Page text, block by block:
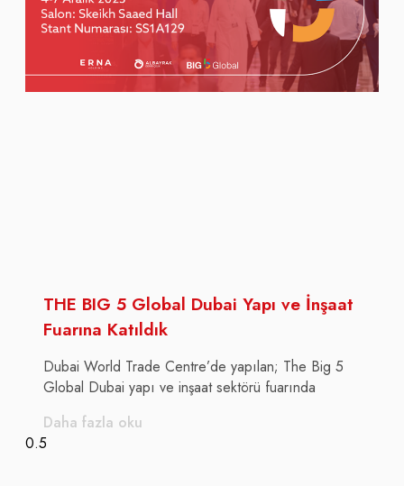
THE BIG 5 Global Dubai Yapı ve İnşaat
Fuarına Katıldık
Dubai World Trade Centre’de yapılan; The Big 5
Global Dubai yapı ve inşaat sektörü fuarında
Daha fazla oku